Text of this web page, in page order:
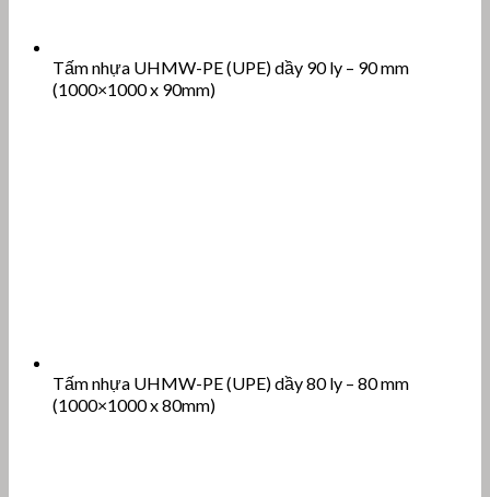
Tấm nhựa UHMW-PE (UPE) dầy 90 ly – 90 mm
(1000×1000 x 90mm)
Tấm nhựa UHMW-PE (UPE) dầy 80 ly – 80 mm
(1000×1000 x 80mm)